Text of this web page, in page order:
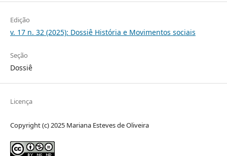
Edição
v. 17 n. 32 (2025): Dossiê História e Movimentos sociais
Seção
Dossiê
Licença
Copyright (c) 2025 Mariana Esteves de Oliveira